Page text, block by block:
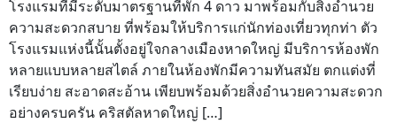
โรงแรมที่มีระดับมาตรฐานที่พัก 4 ดาว มาพร้อมกับสิ่งอำนวย
ความสะดวกสบาย ที่พร้อมให้บริการแก่นักท่องเที่ยวทุกท่า ตัว
โรงแรมแห่งนี้นั้นตั้งอยู่ใจกลางเมืองหาดใหญ่ มีบริการห้องพัก
หลายแบบหลายสไตล์ ภายในห้องพักมีความทันสมัย ตกแต่งที่
เรียบง่าย สะอาดสะอ้าน เพียบพร้อมด้วยสิ่งอำนวยความสะดวก
อย่างครบครัน คริสตัลหาดใหญ่ […]